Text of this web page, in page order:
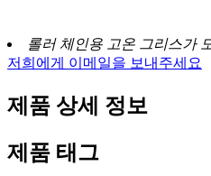
롤러 체인용 고온 그리스가
저희에게 이메일을 보내주세요
제품 상세 정보
제품 태그